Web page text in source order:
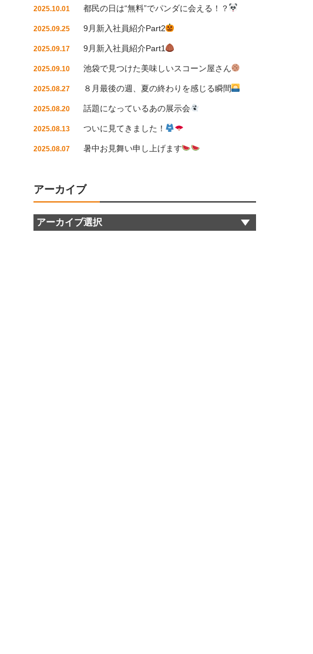
2025.10.01 都民の日は“無料”でパンダに会える！？
2025.09.25 9月新入社員紹介Part2
2025.09.17 9月新入社員紹介Part1
2025.09.10 池袋で見つけた美味しいスコーン屋さん
2025.08.27 ８月最後の週、夏の終わりを感じる瞬間
2025.08.20 話題になっているあの展示会
2025.08.13 ついに見てきました！
2025.08.07 暑中お見舞い申し上げます
アーカイブ